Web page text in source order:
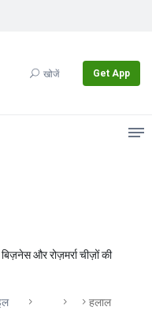
खोजें Get App
और रोज़मर्रा चीज़ों की
हलाल